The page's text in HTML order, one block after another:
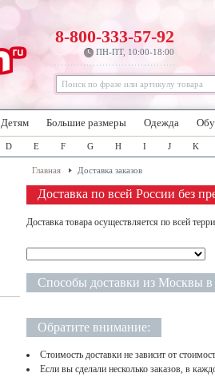
8-800-333-57-92
ПН-ПТ, 10:00-18:00
Детям Большие размеры Одежда
D E F G H I J K
Главная Доставка заказов
Доставка по всей России без
Доставка товара осуществляется по всей
Способы доставки из Москвы в
Обратите внимание:
Стоимость доставки не зависит от
Если вы сделали несколько заказов, в